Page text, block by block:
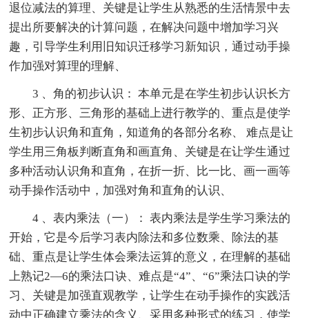
退位减法的算理、关键是让学生从熟悉的生活情景中去
提出所要解决的计算问题，在解决问题中增加学习兴
趣，引导学生利用旧知识迁移学习新知识，通过动手操
作加强对算理的理解、
3 、角的初步认识： 本单元是在学生初步认识长方
形、正方形、三角形的基础上进行教学的、重点是使学
生初步认识角和直角，知道角的各部分名称、 难点是让
学生用三角板判断直角和画直角、关键是在让学生通过
多种活动认识角和直角，在折一折、比一比、画一画等
动手操作活动中，加强对角和直角的认识、
4 、表内乘法（一）： 表内乘法是学生学习乘法的
开始，它是今后学习表内除法和多位数乘、除法的基
础、重点是让学生体会乘法运算的意义，在理解的基础
上熟记2—6的乘法口诀、难点是“4”、“6”乘法口诀的学
习、关键是加强直观教学，让学生在动手操作的实践活
动中正确建立乘法的含义、采用多种形式的练习，使学